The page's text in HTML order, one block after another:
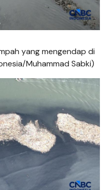
yang mengendap di
Muhammad Sabki)